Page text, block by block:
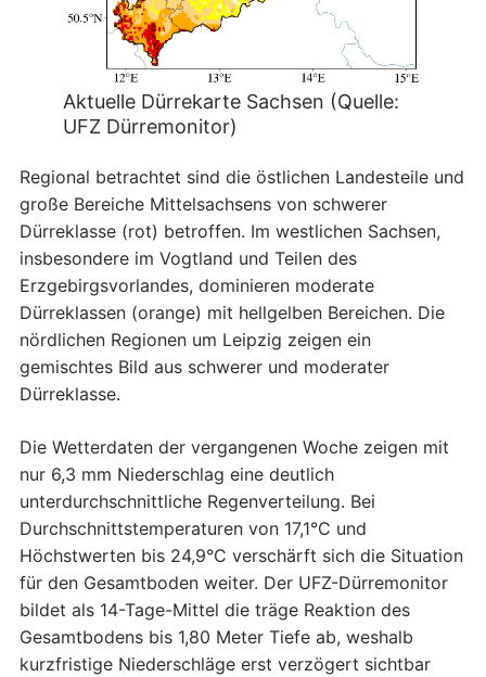
Aktuelle Dürrekarte Sachsen (Quelle:
UFZ Dürremonitor)
Regional betrachtet sind die östlichen Landesteile und
große Bereiche Mittelsachsens von schwerer
Dürreklasse (rot) betroffen. Im westlichen Sachsen,
insbesondere im Vogtland und Teilen des
Erzgebirgsvorlandes, dominieren moderate
Dürreklassen (orange) mit hellgelben Bereichen. Die
nördlichen Regionen um Leipzig zeigen ein
gemischtes Bild aus schwerer und moderater
Dürreklasse.
Die Wetterdaten der vergangenen Woche zeigen mit
nur 6,3 mm Niederschlag eine deutlich
unterdurchschnittliche Regenverteilung. Bei
Durchschnittstemperaturen von 17,1°C und
Höchstwerten bis 24,9°C verschärft sich die Situation
für den Gesamtboden weiter. Der UFZ-Dürremonitor
bildet als 14-Tage-Mittel die träge Reaktion des
Gesamtbodens bis 1,80 Meter Tiefe ab, weshalb
kurzfristige Niederschläge erst verzögert sichtbar